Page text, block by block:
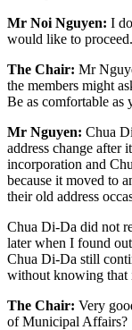
Mr Noi Nguyen: I
would like to proceed.
The Chair: Mr
the members might
Be as comfortable as
Mr Nguyen: Chua
address change after
incorporation and
because it moved to
their old address
Chua Di-Da did not
later when I found
Chua Di-Da still
without knowing that
The Chair: Very
of Municipal Affairs?